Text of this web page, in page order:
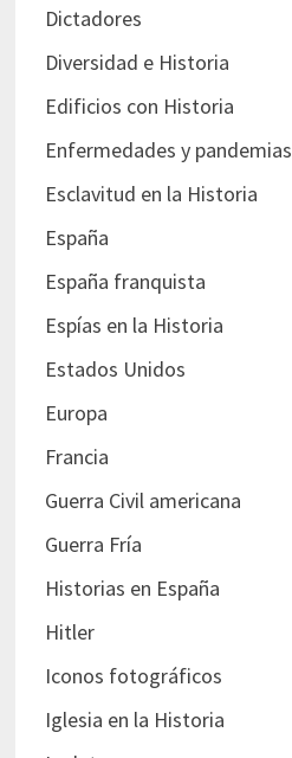
Dictadores
Diversidad e Historia
Edificios con Historia
Enfermedades y pandemias
Esclavitud en la Historia
España
España franquista
Espías en la Historia
Estados Unidos
Europa
Francia
Guerra Civil americana
Guerra Fría
Historias en España
Hitler
Iconos fotográficos
Iglesia en la Historia